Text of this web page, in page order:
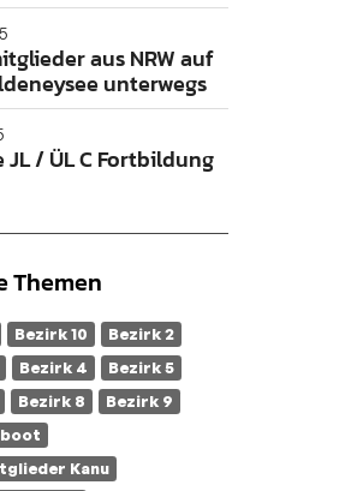
aus NRW auf
unterwegs
JL / ÜL C Fortbildung
Themen
Bezirk 10
Bezirk 2
Bezirk 4
Bezirk 5
Bezirk 8
Bezirk 9
Kanu